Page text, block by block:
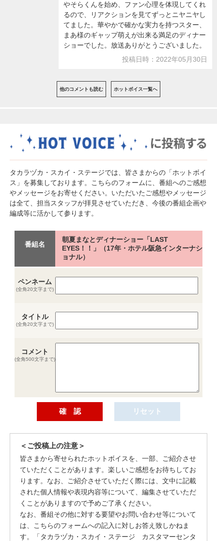
やそらくんを始め、ファン心理を体現してくれ
るので、リアクションを見てずっとニヤニヤし
てました。華やかで確かな実力を持つスター、
まあ様のギャップ萌えが出来る満足のディナー
ショーでした。放送ありがとうございました。
投稿日時：2022年05月30日
他のコメントも読む ホットボイス一覧へ
タカラヅカ・スカイ・ステージでは、皆さまからの「ホットボイ
ス」を募集しております。こちらのフォームに、番組へのご感想
やメッセージをお寄せください。いただいたご感想やメッセージ
は全て、担当スタッフが拝見させていただき、今後の番組企画や
編成等に活かして参ります。
番組名
朝夏まなとディナーショー「LAST
EYES！！」（17年・ホテル阪急インターナシ
ョナル）
ペンネーム
(全角20文字まで)
タイトル
(全角20文字まで)
コメント
(全角500文字まで)
＜ご投稿上の注意＞
皆さまから寄せられたホットボイスを、一部、ご紹介させ
ていただくことがあります。楽しいご感想をお待ちしてお
ります。なお、ご紹介させていただく際には、文中に記載
された個人情報や表現内容等について、編集させていただ
くことがありますので予めご了承ください。
なお、番組その他に対する要望やお問い合わせ等について
は、こちらのフォームへの記入に対しお答え致しかねま
す。「タカラヅカ・スカイ・ステージ カスタマーセンタ